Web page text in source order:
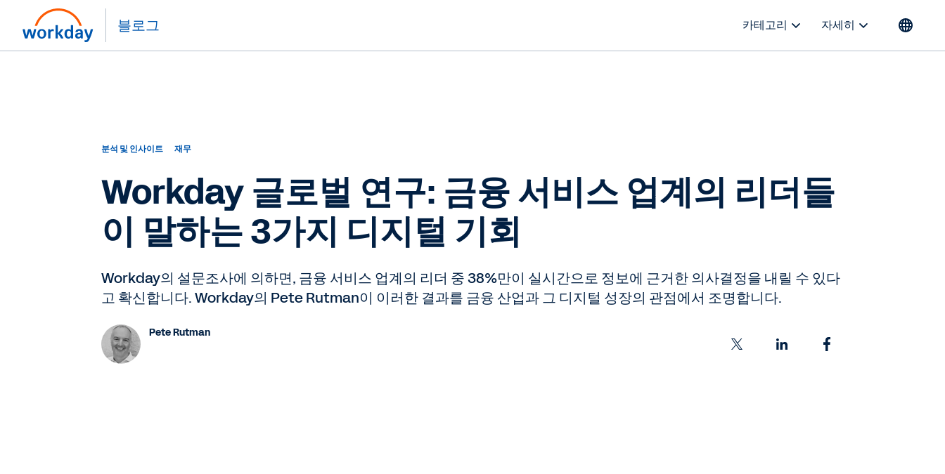
블로그 카테고리 자세히
분석 및 인사이트 재무
Workday 글로벌 연구: 금융 서비스 업계의 리더들
이 말하는 3가지 디지털 기회
Workday의 설문조사에 의하면, 금융 서비스 업계의 리더 중 38%만이 실시간으로 정보에 근거한 의사결정을 내릴 수 있다
고 확신합니다. Workday의 Pete Rutman이 이러한 결과를 금융 산업과 그 디지털 성장의 관점에서 조명합니다.
Pete Rutman